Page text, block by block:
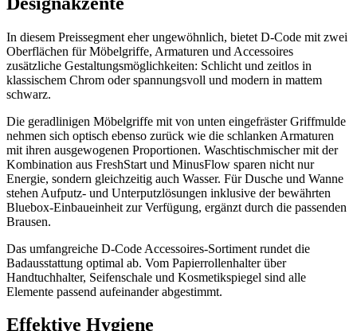
In diesem Preissegment eher ungewöhnlich, bietet D-Code mit zwei
Oberflächen für Möbelgriffe, Armaturen und Accessoires
zusätzliche Gestaltungsmöglichkeiten: Schlicht und zeitlos in
klassischem Chrom oder spannungsvoll und modern in mattem
schwarz.
Die geradlinigen Möbelgriffe mit von unten eingefräster Griffmulde
nehmen sich optisch ebenso zurück wie die schlanken Armaturen
mit ihren ausgewogenen Proportionen. Waschtischmischer mit der
Kombination aus FreshStart und MinusFlow sparen nicht nur
Energie, sondern gleichzeitig auch Wasser. Für Dusche und Wanne
stehen Aufputz- und Unterputzlösungen inklusive der bewährten
Bluebox-Einbaueinheit zur Verfügung, ergänzt durch die passenden
Brausen.
Das umfangreiche D-Code Accessoires-Sortiment rundet die
Badausstattung optimal ab. Vom Papierrollenhalter über
Handtuchhalter, Seifenschale und Kosmetikspiegel sind alle
Elemente passend aufeinander abgestimmt.
Effektive Hygiene